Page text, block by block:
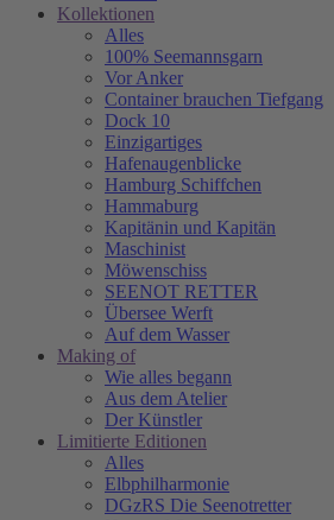
Kollektionen
Alles
100% Seemannsgarn
Vor Anker
Container brauchen Tiefgang
Dock 10
Einzigartiges
Hafenaugen­blicke
Hamburg Schiffchen
Hammaburg
Kapitänin und Kapitän
Maschinist
Möwenschiss
SEENOT RETTER
Übersee Werft
Auf dem Wasser
Making of
Wie alles begann
Aus dem Atelier
Der Künstler
Limitierte Editionen
Alles
Elbphilharmonie
DGzRS Die Seenotretter